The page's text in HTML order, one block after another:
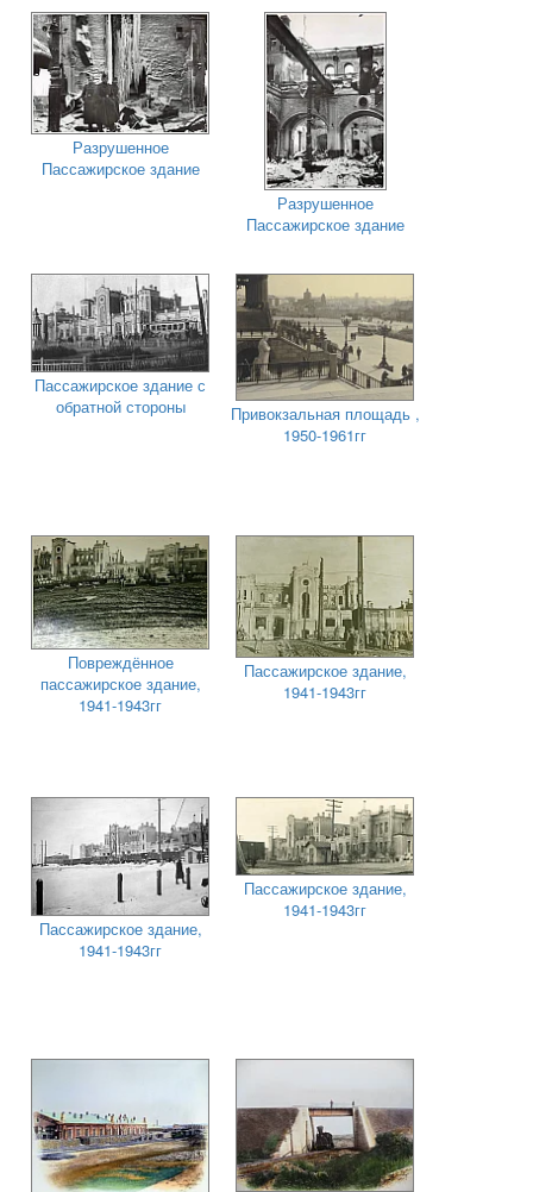
Разрушенное
Пассажирское здание
Разрушенное
Пассажирское здание
Пассажирское здание с
обратной стороны
Привокзальная площадь ,
1950-1961гг
Повреждённое
пассажирское здание,
1941-1943гг
Пассажирское здание,
1941-1943гг
Пассажирское здание,
1941-1943гг
Пассажирское здание,
1941-1943гг